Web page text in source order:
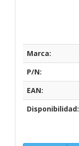
Marca:
P/N:
EAN:
Disponibilidad: